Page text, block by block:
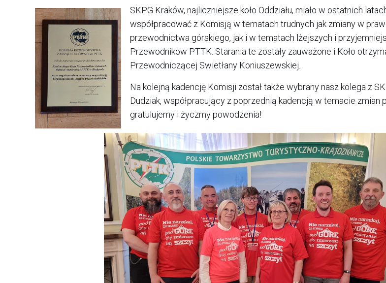
SKPG Kraków, najliczniejsze koło Oddziału, miało w ostatnich
współpracować z Komisją w tematach trudnych jak zmiany w
przewodnictwa górskiego, jak i w tematach lżejszych i
Przewodników PTTK. Starania te zostały zauważone i Koło
Przewodniczącej Swietłany Koniuszewskiej.
Na kolejną kadencję Komisji został także wybrany nasz kolega z
Dudziak, współpracujący z poprzednią kadencją w temacie zmian
gratulujemy i życzmy powodzenia!